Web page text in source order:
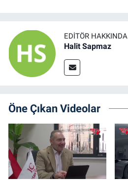
EDITÖR HAKKINDA
Halit Sapmaz
Öne Çıkan Videolar